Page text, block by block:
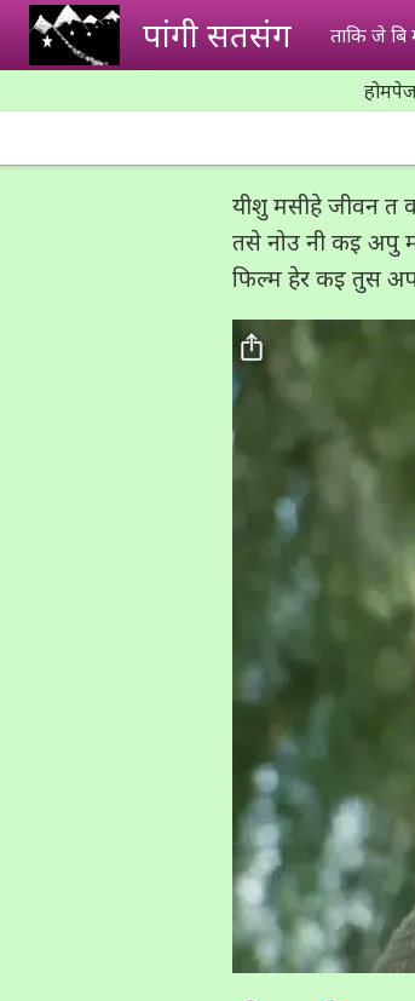
Skip to main contentपांगी सतसंग ताकि जे बि
यीशु मसीहे जीवन त
तसे नोउ नी कइ अपु
फिल्म हेर कइ तुस